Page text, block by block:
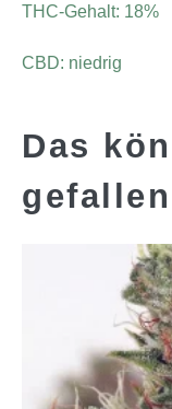
THC-Gehalt: 18%
CBD: niedrig
Das